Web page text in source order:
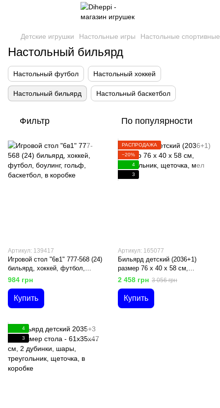
Детские игрушки Настольные игры Настольные
Настольный бильярд
Настольный футбол Настольный хоккей
Настольный бильярд Настольный баскетбол
Фильтр По популярности
Артикул: 139417
Игровой стол "6в1" 777-568 (24)
бильярд, хоккей, футбол,
боулинг, гольф, баскетбол, в
коробке
984 грн
Купить
РАСПРОДАЖА
−20%
4
3
Артикул: 165077
Бильярд детский (2036+1)
размер 76 х 40 х 58 см,
треугольник, щеточка, мел
2 458 грн 3 056 грн
Купить
4
3